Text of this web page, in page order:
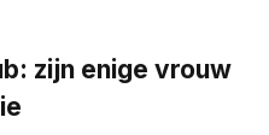
zijn enige vrouw